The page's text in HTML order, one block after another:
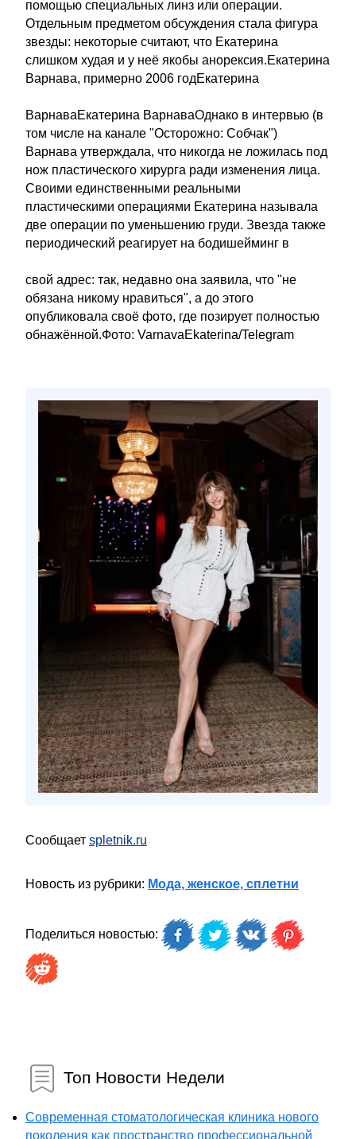
помощью специальных линз или операции.
Отдельным предметом обсуждения стала фигура
звезды: некоторые считают, что Екатерина
слишком худая и у неё якобы анорексия.Екатерина
Варнава, примерно 2006 годЕкатерина
ВарнаваЕкатерина ВарнаваОднако в интервью (в
том числе на канале "Осторожно: Собчак")
Варнава утверждала, что никогда не ложилась под
нож пластического хирурга ради изменения лица.
Своими единственными реальными
пластическими операциями Екатерина называла
две операции по уменьшению груди. Звезда также
периодический реагирует на бодишейминг в
свой адрес: так, недавно она заявила, что "не
обязана никому нравиться", а до этого
опубликовала своё фото, где позирует полностью
обнажённой.Фото: VarnavaEkaterina/Telegram
Сообщает spletnik.ru
Новость из рубрики: Мода, женское, сплетни
Поделиться новостью:
Топ Новости Недели
Современная стоматологическая клиника нового
поколения как пространство профессиональной